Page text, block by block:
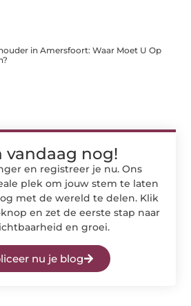
in Amersfoort: Waar Moet U Op
vandaag nog!
en registreer je nu. Ons
plek om jouw stem te laten
met de wereld te delen. Klik
en zet de eerste stap naar
en groei.
nu je blog